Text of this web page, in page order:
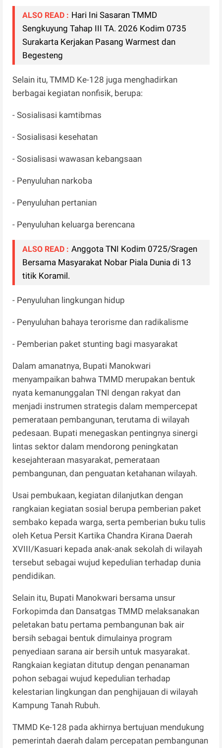
ALSO READ : Hari Ini Sasaran TMMD
Sengkuyung Tahap III TA. 2026 Kodim 0735
Surakarta Kerjakan Pasang Warmest dan
Begesteng
Selain itu, TMMD Ke-128 juga menghadirkan
berbagai kegiatan nonfisik, berupa:
- Sosialisasi kamtibmas
- Sosialisasi kesehatan
- Sosialisasi wawasan kebangsaan
- Penyuluhan narkoba
- Penyuluhan pertanian
- Penyuluhan keluarga berencana
ALSO READ : Anggota TNI Kodim 0725/Sragen
Bersama Masyarakat Nobar Piala Dunia di 13
titik Koramil.
- Penyuluhan lingkungan hidup
- Penyuluhan bahaya terorisme dan radikalisme
- Pemberian paket stunting bagi masyarakat
Dalam amanatnya, Bupati Manokwari
menyampaikan bahwa TMMD merupakan bentuk
nyata kemanunggalan TNI dengan rakyat dan
menjadi instrumen strategis dalam mempercepat
pemerataan pembangunan, terutama di wilayah
pedesaan. Bupati menegaskan pentingnya sinergi
lintas sektor dalam mendorong peningkatan
kesejahteraan masyarakat, pemerataan
pembangunan, dan penguatan ketahanan wilayah.
Usai pembukaan, kegiatan dilanjutkan dengan
rangkaian kegiatan sosial berupa pemberian paket
sembako kepada warga, serta pemberian buku tulis
oleh Ketua Persit Kartika Chandra Kirana Daerah
XVIII/Kasuari kepada anak-anak sekolah di wilayah
tersebut sebagai wujud kepedulian terhadap dunia
pendidikan.
Selain itu, Bupati Manokwari bersama unsur
Forkopimda dan Dansatgas TMMD melaksanakan
peletakan batu pertama pembangunan bak air
bersih sebagai bentuk dimulainya program
penyediaan sarana air bersih untuk masyarakat.
Rangkaian kegiatan ditutup dengan penanaman
pohon sebagai wujud kepedulian terhadap
kelestarian lingkungan dan penghijauan di wilayah
Kampung Tanah Rubuh.
TMMD Ke-128 pada akhirnya bertujuan mendukung
pemerintah daerah dalam percepatan pembangunan